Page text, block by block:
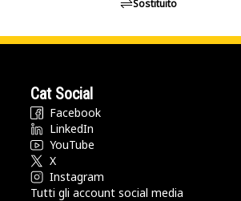
Sostituito
Cat Social
Facebook
LinkedIn
YouTube
X
Instagram
Tutti gli account social media